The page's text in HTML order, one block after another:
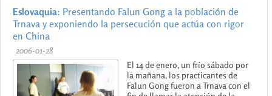
Eslovaquia: Presentando Falun Gong a la población de
Trnava y exponiendo la persecución que actúa con rigor
en China
2006-01-28
El 14 de enero, un frío sábado por
la mañana, los practicantes de
Falun Gong fueron a Trnava con el